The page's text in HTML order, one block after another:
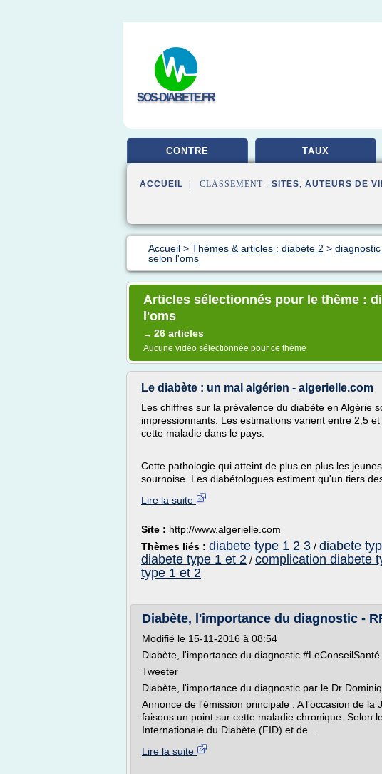
SOS-DIABETE.FR
CONTRE TAUX
ACCUEIL | CLASSEMENT : SITES, AUTEURS DE
Accueil > Thèmes & articles : diabète 2 >
selon l'oms
Articles sélectionnés pour le thème :
l'oms
→ 26 articles
Aucune vidéo sélectionnée pour ce thème
Le diabète : un mal algérien - algerielle.com
Les chiffres sur la prévalence du diabète en Algérie
impressionnants. Les estimations varient entre 2,5
cette maladie dans le pays.
Cette pathologie qui atteint de plus en plus les
sournoise. Les diabétologues estiment qu'un tiers
Lire la suite
Site : http://www.algerielle.com
Thèmes liés : diabete type 1 2 3 / diabete
diabete type 1 et 2 / complication diabete
type 1 et 2
Diabète, l'importance du diagnostic -
Modifié le 15-11-2016 à 08:54
Diabète, l'importance du diagnostic #LeConseilSanté
Tweeter
Diabète, l'importance du diagnostic par le Dr
Annonce de l'émission principale : A l'occasion de la
faisons un point sur cette maladie chronique. Selon
Internationale du Diabète (FID) et de...
Lire la suite